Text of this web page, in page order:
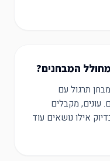
המבחנים?
תרגול עם
עונים, מקבלים
אילו נושאים עוד